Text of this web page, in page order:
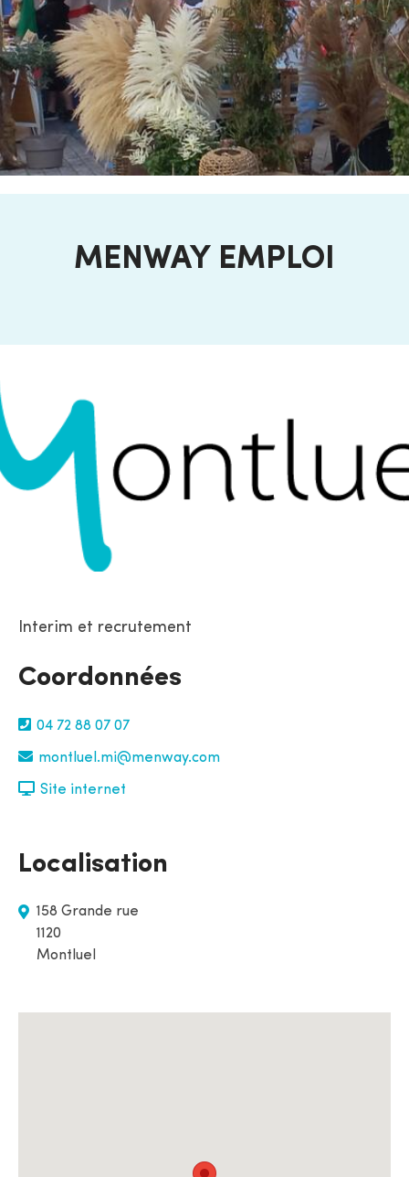
MENWAY EMPLOI
Interim et recrutement
Coordonnées
04 72 88 07 07
montluel.mi@menway.com
Site internet
Localisation
158 Grande rue
1120
Montluel